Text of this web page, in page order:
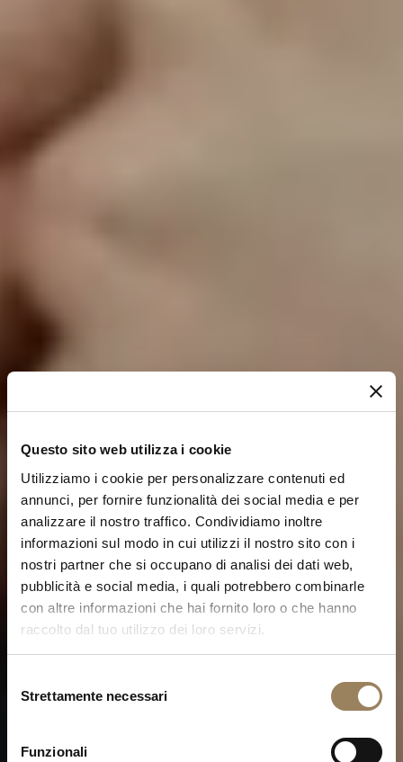
Questo sito web utilizza i cookie
Utilizziamo i cookie per personalizzare contenuti ed
annunci, per fornire funzionalità dei social media e per
analizzare il nostro traffico. Condividiamo inoltre
informazioni sul modo in cui utilizzi il nostro sito con i
nostri partner che si occupano di analisi dei dati web,
pubblicità e social media, i quali potrebbero combinarle
con altre informazioni che hai fornito loro o che hanno
raccolto dal tuo utilizzo dei loro servizi.
delStrettamente necessari
Funzionali